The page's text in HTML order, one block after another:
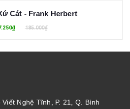
Cát - Frank Herbert
185.000₫
Nghệ Tĩnh, P. 21, Q. Bình